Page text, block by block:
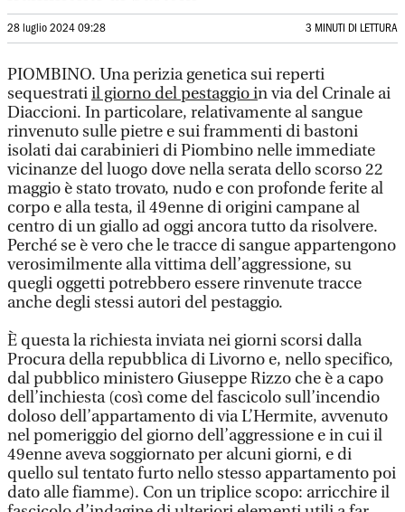
28 luglio 2024 09:28 3 MINUTI DI LETTURA
PIOMBINO. Una perizia genetica sui reperti
sequestratiil giorno del pestaggio in via del Crinale ai
Diaccioni. In particolare, relativamente al sangue
rinvenuto sulle pietre e sui frammenti di bastoni
isolati dai carabinieri di Piombino nelle immediate
vicinanze del luogo dove nella serata dello scorso 22
maggio è stato trovato, nudo e con profonde ferite al
corpo e alla testa, il 49enne di origini campane al
centro di un giallo ad oggi ancora tutto da risolvere.
Perché se è vero che le tracce di sangue appartengono
verosimilmente alla vittima dell’aggressione, su
quegli oggetti potrebbero essere rinvenute tracce
anche degli stessi autori del pestaggio.
È questa la richiesta inviata nei giorni scorsi dalla
Procura della repubblica di Livorno e, nello specifico,
dal pubblico ministero Giuseppe Rizzo che è a capo
dell’inchiesta (così come del fascicolo sull’incendio
doloso dell’appartamento di via L’Hermite, avvenuto
nel pomeriggio del giorno dell’aggressione e in cui il
49enne aveva soggiornato per alcuni giorni, e di
quello sul tentato furto nello stesso appartamento poi
dato alle fiamme). Con un triplice scopo: arricchire il